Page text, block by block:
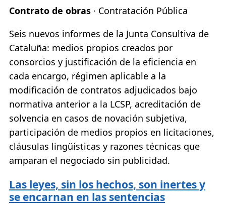
Contrato de obras · Contratación Pública
Seis nuevos informes de la Junta Consultiva de
Cataluña: medios propios creados por
consorcios y justificación de la eficiencia en
cada encargo, régimen aplicable a la
modificación de contratos adjudicados bajo
normativa anterior a la LCSP, acreditación de
solvencia en casos de novación subjetiva,
participación de medios propios en licitaciones,
cláusulas lingüísticas y razones técnicas que
amparan el negociado sin publicidad.
Las leyes, sin los hechos, son inertes y
se encarnan en las sentencias